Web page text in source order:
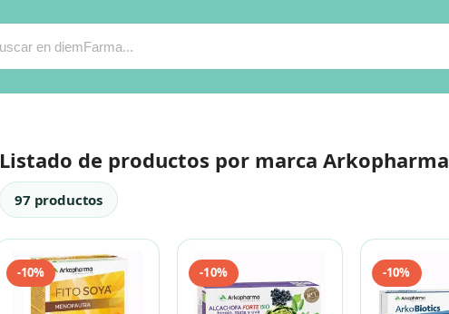
Listado de productos por marca Arkopharma
97 productos
-10% -10% -10%